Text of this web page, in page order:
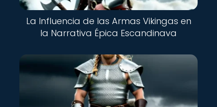
La Influencia de las Armas Vikingas en
la Narrativa Épica Escandinava